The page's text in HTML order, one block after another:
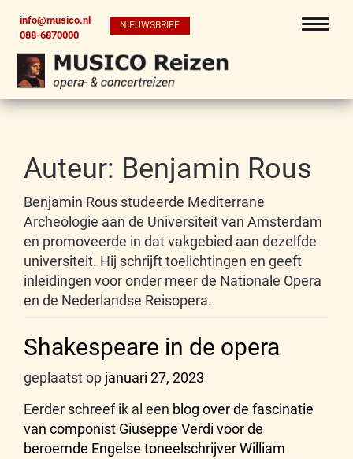
info@musico.nl
088-6870000
NIEUWSBRIEF
Auteur: Benjamin Rous
Benjamin Rous studeerde Mediterrane
Archeologie aan de Universiteit van Amsterdam
en promoveerde in dat vakgebied aan dezelfde
universiteit. Hij schrijft toelichtingen en geeft
inleidingen voor onder meer de Nationale Opera
en de Nederlandse Reisopera.
Shakespeare in de opera
geplaatst op januari 27, 2023
Eerder schreef ik al een blog over de fascinatie
van componist Giuseppe Verdi voor de
beroemde Engelse toneelschrijver William